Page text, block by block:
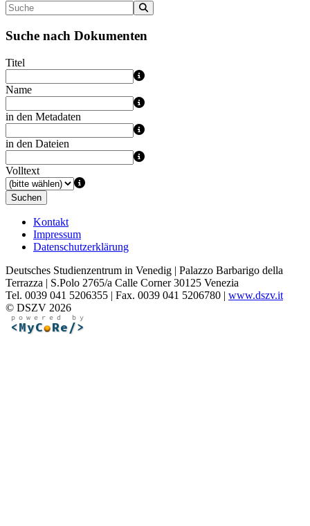
Suche nach Dokumenten
Titel
Name
in den Metadaten
in den Dateien
Volltext
Suchen
Kontakt
Impressum
Datenschutzerklärung
Deutsches Studienzentrum in Venedig | Palazzo Barbarigo della
Terrazza | S.Polo 2765/a Calle Corner 30125 Venezia
Tel. 0039 041 5206355 | Fax. 0039 041 5206780 | www.dszv.it
© DSZV 2026